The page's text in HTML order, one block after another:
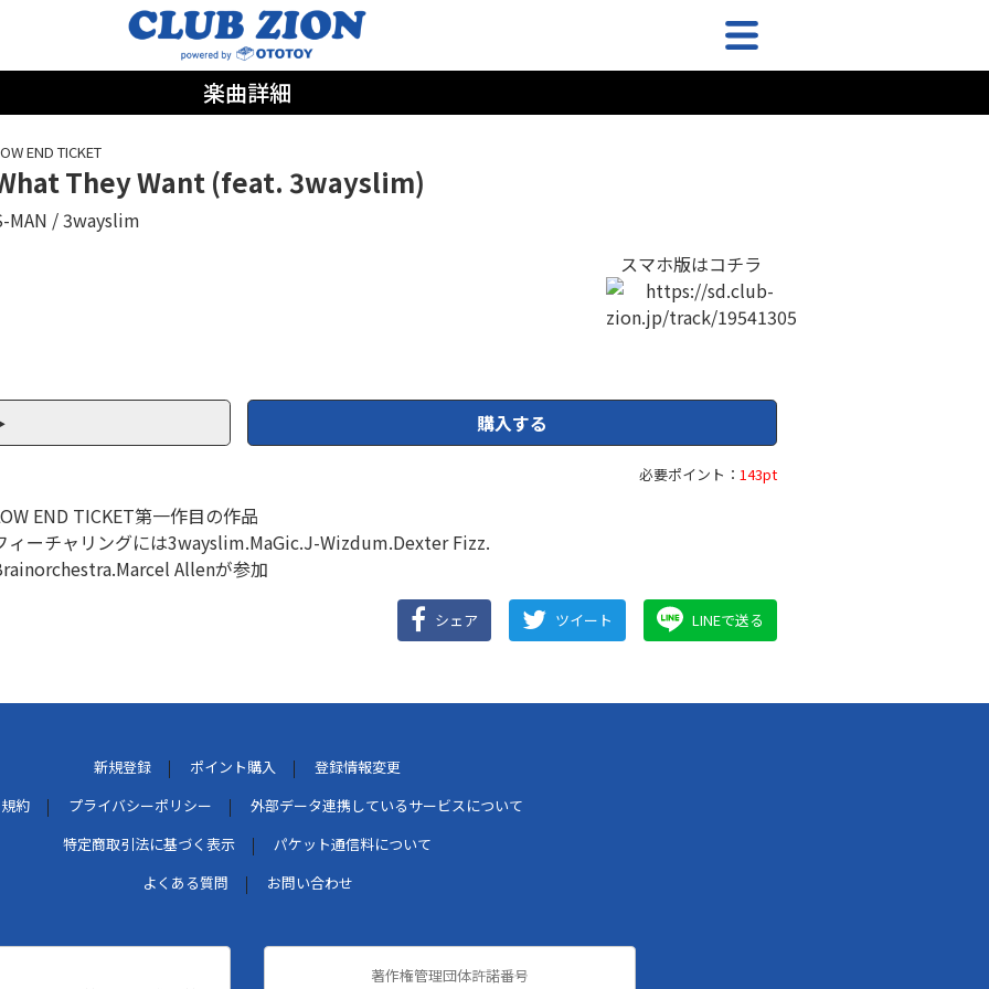
楽曲詳細
END TICKET
They Want (feat. 3wayslim)
MAN
3wayslim
スマホ版はコチラ
購入する
必要ポイント： 143pt
END TICKET第一作目の作品
ィーチャリングには3wayslim.MaGic.J-Wizdum.Dexter Fizz.
Allenが参加
シェア ツイート LINEで送る
新規登録 ポイント購入
登録情報変更
約
プライバシーポリシー
外部データ連携しているサービスについて
特定商取引法に基づく表示
パケット通信料について
よくある質問
お問い合わせ
著作権管理団体許諾番号